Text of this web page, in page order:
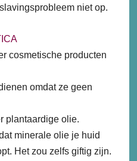
niet op.
cosmetische producten
omdat ze geen
plantaardige olie.
minerale olie je huid
Het zou zelfs giftig zijn.